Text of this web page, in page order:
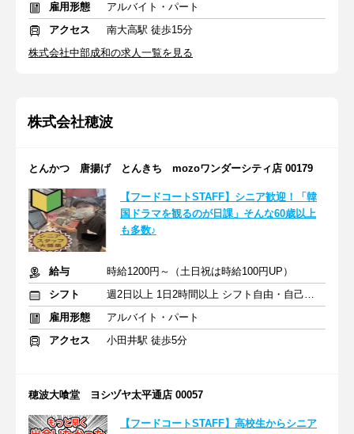
雇用形態
アルバイト・パート
アクセス
南大高駅 徒歩15分
株式会社中部成和の求人一覧を見る
株式会社穂波
とんかつ 唐揚げ とんきち mozoワンダーシティ店 00179
【フードコートSTAFF】シニア歓迎！「韓
国ドラマを観るのが日課」そんな60歳以上
も多数♪
給与
時給1200円～（土日祝は時給100円UP）
シフト
週2日以上 1日2時間以上 シフト自由・自己申告
雇用形態
アルバイト・パート
アクセス
小田井駅 徒歩5分
穂波大喰堂 ヨシヅヤ太平通店 00057
【フードコートSTAFF】高校生からシニア